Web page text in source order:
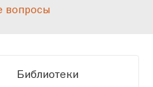
оборудованию
вопросы
Библиотеки